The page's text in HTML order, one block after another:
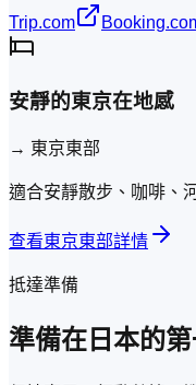
Trip.com
安靜的東京在地感
→ 東京東部
適合安靜散步、咖啡、
查看東京東部詳情
抵達準備
準備在日本的